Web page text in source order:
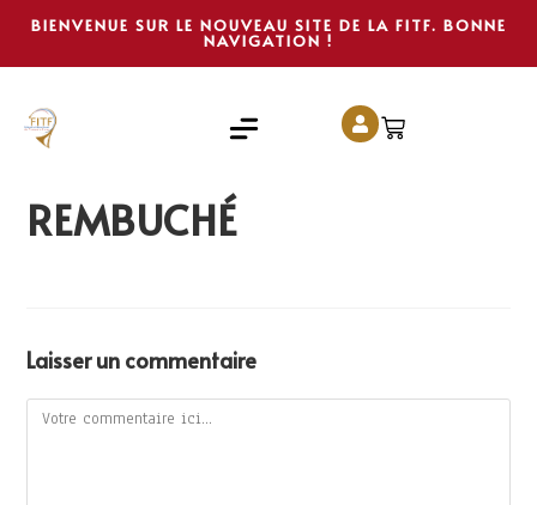
BIENVENUE SUR LE NOUVEAU SITE DE LA FITF. BONNE
NAVIGATION !
REMBUCHÉ
Laisser un commentaire